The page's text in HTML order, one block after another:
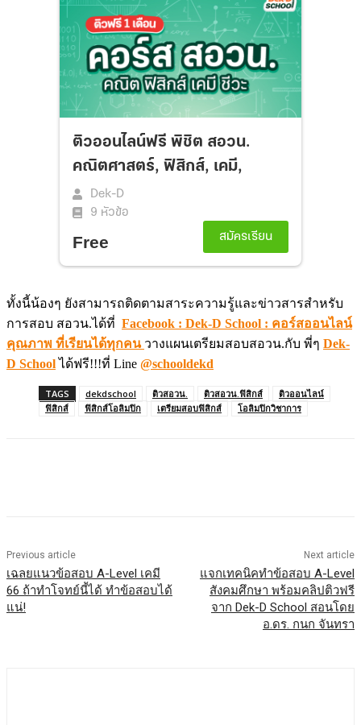
ทั้งนี้น้องๆ ยังสามารถติดตามสาระความรู้และข่าวสารสำหรับ
การสอบ สอวน.ได้ที่ Facebook : Dek-D School : คอร์สออนไลน์
คุณภาพ ที่เรียนได้ทุกคน วางแผนเตรียมสอบสอวน.กับ พี่ๆ Dek-
D Schoolได้ฟรี!!!ที่ Line @schooldekd
TAGS dekdschool ติวสอวน. ติวสอวน.ฟิสิกส์
ติวออนไลน์
ฟิสิกส์
ฟิสิกส์โอลิมปิก เตรียมสอบฟิสิกส์ โอลิมปิกวิชาการ
Previous article
เฉลยแนวข้อสอบ A-Level เคมี
66 ถ้าทำโจทย์นี้ได้ ทำข้อสอบได้
แน่!
Next article
แจกเทคนิคทำข้อสอบ A-Level
สังคมศึกษา พร้อมคลิปติวฟรี
จาก Dek-D School สอนโดย
อ.ดร. กนก จันทรา